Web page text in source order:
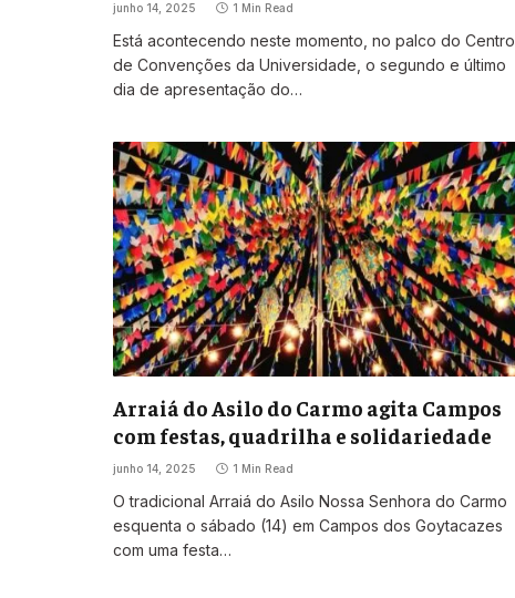
junho 14, 2025 1 Min Read
Está acontecendo neste momento, no palco do Centro
de Convenções da Universidade, o segundo e último
dia de apresentação do…
Arraiá do Asilo do Carmo agita Campos
com festas, quadrilha e solidariedade
junho 14, 2025 1 Min Read
O tradicional Arraiá do Asilo Nossa Senhora do Carmo
esquenta o sábado (14) em Campos dos Goytacazes
com uma festa…